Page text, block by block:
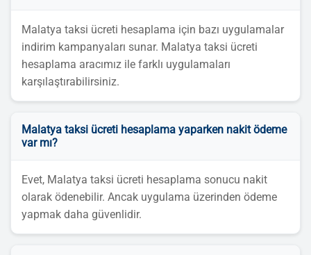
Malatya taksi ücreti hesaplama için bazı uygulamalar
indirim kampanyaları sunar. Malatya taksi ücreti
hesaplama aracımız ile farklı uygulamaları
karşılaştırabilirsiniz.
Malatya taksi ücreti hesaplama yaparken nakit ödeme
var mı?
Evet, Malatya taksi ücreti hesaplama sonucu nakit
olarak ödenebilir. Ancak uygulama üzerinden ödeme
yapmak daha güvenlidir.